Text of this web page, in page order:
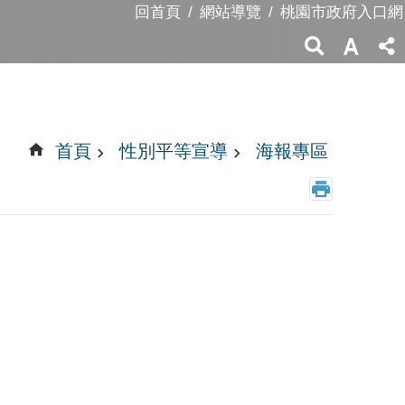
回首頁 網站導覽 桃園市政府入口網
首頁 性別平等宣導 海報專區